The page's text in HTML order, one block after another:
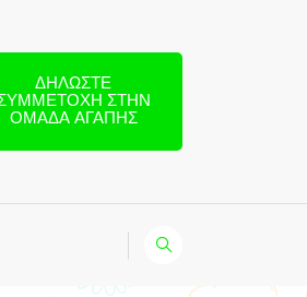
ΔΗΛΏΣΤΕ
ΣΤΗΝ
ΟΜΆΔΑ ΑΓΆΠΗΣ